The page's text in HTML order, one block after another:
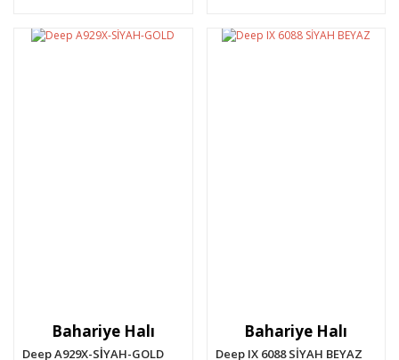
Bahariye Halı
Deep A929X-SİYAH-GOLD
Bahariye Halı
Deep IX 6088 SİYAH BEYAZ